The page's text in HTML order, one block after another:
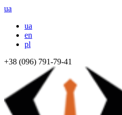
ua
ua
en
pl
+38 (096) 791-79-41